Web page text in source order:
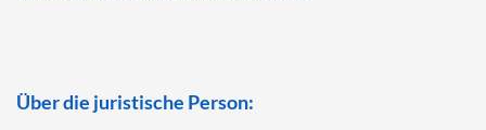
Über die juristische Person: